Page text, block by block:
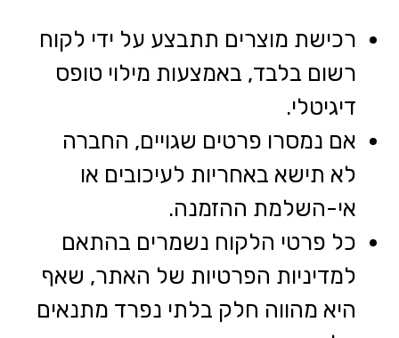
רכישת מוצרים תתבצע על ידי לקוח
רשום בלבד, באמצעות מילוי טופס
דיגיטלי.
אם נמסרו פרטים שגויים, החברה
לא תישא באחריות לעיכובים או
אי-השלמת ההזמנה.
כל פרטי הלקוח נשמרים בהתאם
למדיניות הפרטיות של האתר, שאף
היא מהווה חלק בלתי נפרד מתנאים